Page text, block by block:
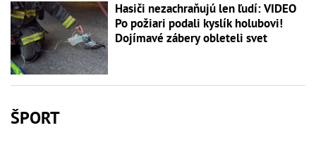
Hasiči nezachraňujú len ľudí: VIDEO
Po požiari podali kyslík holubovi!
Dojímavé zábery obleteli svet
ŠPORT